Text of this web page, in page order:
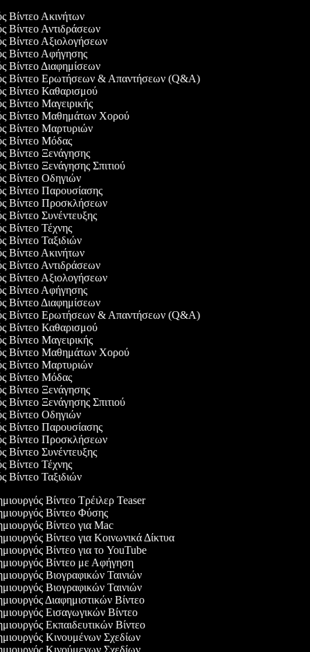
Βίντεο Ακινήτων
Βίντεο Αντιδράσεων
Βίντεο Αξιολογήσεων
Βίντεο Αφήγησης
Βίντεο Διαφημίσεων
Βίντεο Ερωτήσεων & Απαντήσεων (Q&A)
Βίντεο Καθαρισμού
Βίντεο Μαγειρικής
Βίντεο Μαθημάτων Χορού
Βίντεο Μαρτυριών
Βίντεο Μόδας
Βίντεο Ξενάγησης
Βίντεο Ξενάγησης Σπιτιού
Βίντεο Οδηγιών
Βίντεο Παρουσίασης
Βίντεο Προσκλήσεων
Βίντεο Συνέντευξης
Βίντεο Τέχνης
Βίντεο Ταξιδιών
Βίντεο Ακινήτων
Βίντεο Αντιδράσεων
Βίντεο Αξιολογήσεων
Βίντεο Αφήγησης
Βίντεο Διαφημίσεων
Βίντεο Ερωτήσεων & Απαντήσεων (Q&A)
Βίντεο Καθαρισμού
Βίντεο Μαγειρικής
Βίντεο Μαθημάτων Χορού
Βίντεο Μαρτυριών
Βίντεο Μόδας
Βίντεο Ξενάγησης
Βίντεο Ξενάγησης Σπιτιού
Βίντεο Οδηγιών
Βίντεο Παρουσίασης
Βίντεο Προσκλήσεων
Βίντεο Συνέντευξης
Βίντεο Τέχνης
Βίντεο Ταξιδιών
Βίντεο Τρέιλερ Teaser
Βίντεο Φύσης
Βίντεο για Mac
Βίντεο για Κοινωνικά Δίκτυα
Βίντεο για το YouTube
Βίντεο με Αφήγηση
Βιογραφικών Ταινιών
Βιογραφικών Ταινιών
Διαφημιστικών Βίντεο
Εισαγωγικών Βίντεο
Εκπαιδευτικών Βίντεο
Κινουμένων Σχεδίων